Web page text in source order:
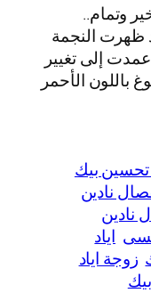
وتمام..
ظهرت النجمة
إلى تغيير
الأحمر
تحسين بيك
نادين
نادين
اياد
زوجة اياد